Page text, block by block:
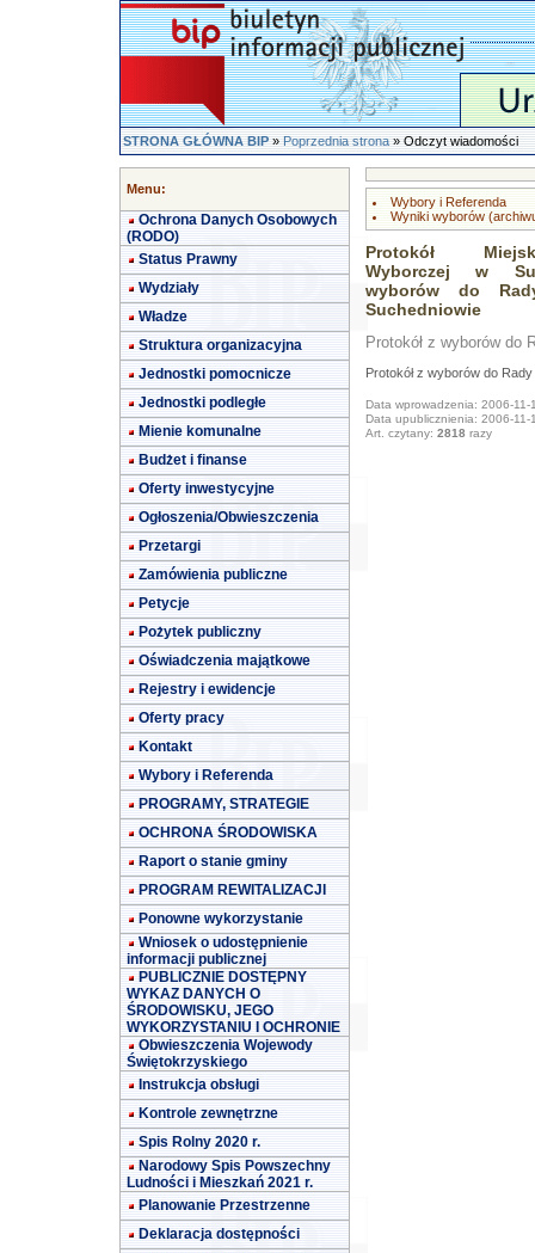
STRONA GŁÓWNA BIP»Poprzednia strona» Odczyt wiadomości
Menu:
Ochrona Danych Osobowych
(RODO)
Status Prawny
Wydziały
Władze
Struktura organizacyjna
Jednostki pomocnicze
Jednostki podległe
Mienie komunalne
Budżet i finanse
Oferty inwestycyjne
Ogłoszenia/Obwieszczenia
Przetargi
Zamówienia publiczne
Petycje
Pożytek publiczny
Oświadczenia majątkowe
Rejestry i ewidencje
Oferty pracy
Kontakt
Wybory i Referenda
PROGRAMY, STRATEGIE
OCHRONA ŚRODOWISKA
Raport o stanie gminy
PROGRAM REWITALIZACJI
Ponowne wykorzystanie
Wniosek o udostępnienie
informacji publicznej
PUBLICZNIE DOSTĘPNY
WYKAZ DANYCH O
ŚRODOWISKU, JEGO
WYKORZYSTANIU I OCHRONIE
Obwieszczenia Wojewody
Świętokrzyskiego
Instrukcja obsługi
Kontrole zewnętrzne
Spis Rolny 2020 r.
Narodowy Spis Powszechny
Ludności i Mieszkań 2021 r.
Planowanie Przestrzenne
Deklaracja dostępności
Wybory i Referenda
Wyniki wyborów
Protokół
Wyborczej w
wyborów do
Suchedniowie
Protokół z wyborów do
Protokół z wyborów do
Data wprowadzenia: 2006-11-
Data upublicznienia: 2006-11-
Art. czytany: 2818 razy